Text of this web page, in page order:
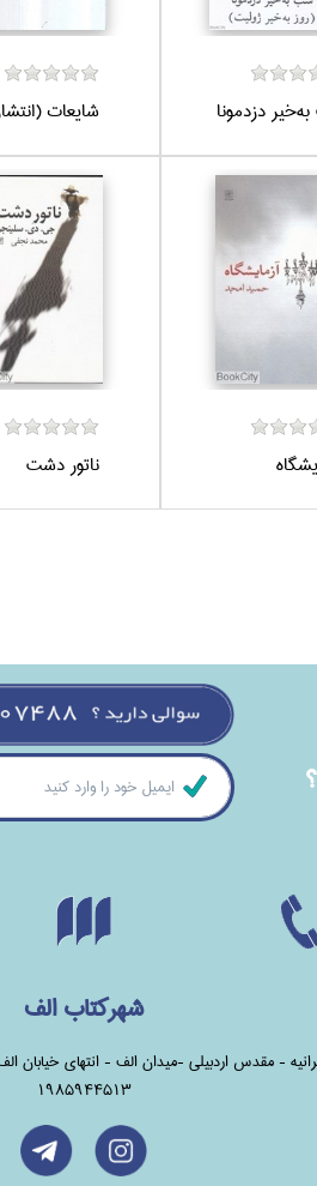
دزدمونا شايعات
ناتور دشت
شهرکتاب الف
- مقدس اردبیلی -میدان الف - انتهای
1985944513